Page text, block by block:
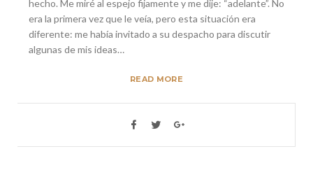
hecho. Me miré al espejo fijamente y me dije: “adelante”. No
era la primera vez que le veía, pero esta situación era
diferente: me había invitado a su despacho para discutir
algunas de mis ideas…
READ MORE